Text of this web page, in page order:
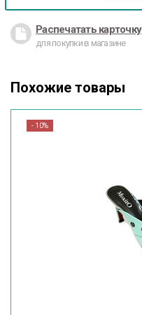
Распечатать карточку
для покупки в магазине
Похожие товары
- 10%